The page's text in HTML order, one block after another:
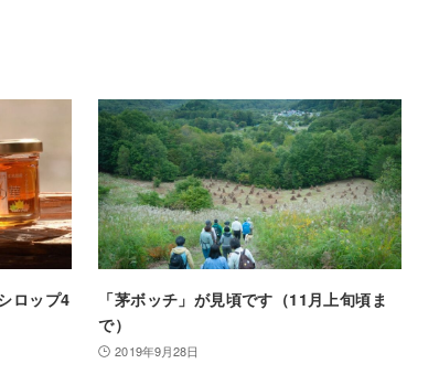
ロップ4
「茅ボッチ」が見頃です（11月上旬頃ま
で）
2019年9月28日